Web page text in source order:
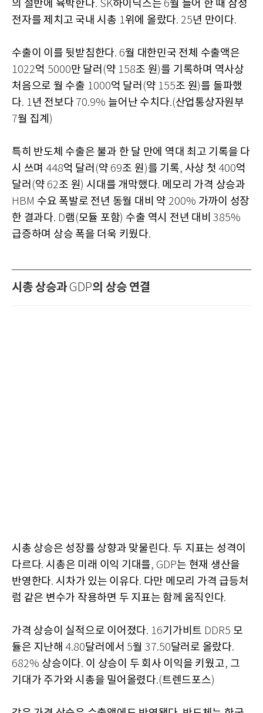
의 절반에 육박한다. SK하이닉스는 6월 들어 한 때 삼성
전자를 제치고 국내 시총 1위에 올랐다. 25년 만이다.
수출이 이를 뒷받침한다. 6월 대한민국 전체 수출액은
1022억 5000만 달러 (약 158조 원)를 기록하며 역사상
처음으로 월 수출 1000억 달러 (약 155조 원)를 돌파했
다. 1년 전보다 70.9% 늘어난 수치다.(산업통상자원부
7월 집계 )
특히 반도체 수출은 불과 한 달 만에 역대 최고 기록을 다
시 쓰며 448억 달러 (약 69조 원)를 기록, 사상 첫 400억
달러 (약 62조 원)시대를 개막했다. 메모리 가격 상승과
HBM 수요 폭발로 전년 동월 대비 약 200% 가까이 성장
한 결과다. D램 (모듈 포함) 수출 역시 전년 대비385%
급증하며 상승 폭을 더욱 키웠다.
시총 상승과GDP의 상승 연결
시총 상승은 성장률 상향과 맞물린다. 두 지표는 성격이
다르다.시총은 미래 이익 기대를, GDP는 현재 생산을
반영한다. 시차가 있는 이유다. 다만 메모리 가격 급등처
럼 같은 변수가 작용하면 두 지표는 함께 움직인다.
가격 상승이 실적으로 이어졌다. 16기가비트 DDR5 모
듈은 지난해 4.80달러에서 5월 37.50달러로 올랐다.
682% 상승이다. 이 상승이 두 회사 이익을 키웠고, 그
기대가 주가와 시총을 밀어올렸다.(트렌드포스)